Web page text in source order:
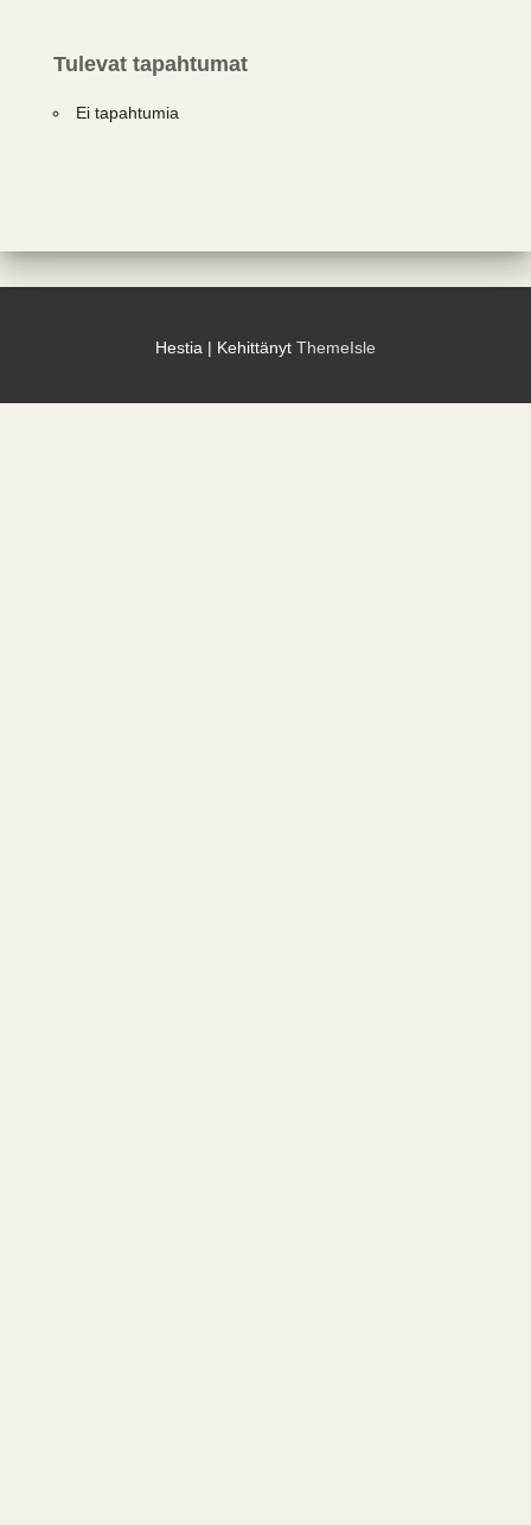
Tulevat tapahtumat
Ei tapahtumia
Hestia | Kehittänyt ThemeIsle